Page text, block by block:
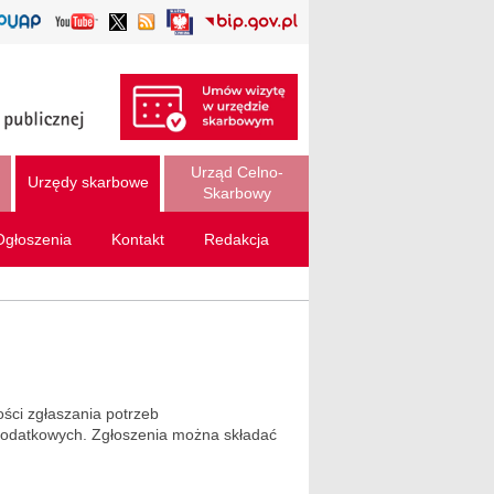
Urzędy skarbowe
Urząd Celno-
Skarbowy
Kontakt Redakcja
zgłaszania potrzeb
Zgłoszenia można składać